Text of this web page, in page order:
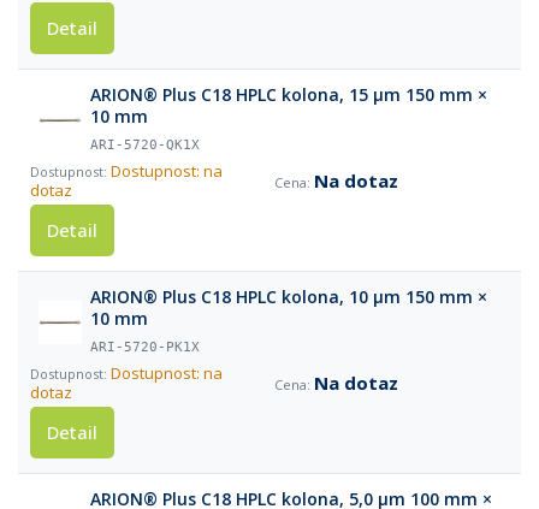
Detail
ARION® Plus C18 HPLC kolona, 15 µm 150 mm ×
10 mm
ARI-5720-QK1X
Dostupnost: na
dotaz
Na dotaz
Detail
ARION® Plus C18 HPLC kolona, 10 µm 150 mm ×
10 mm
ARI-5720-PK1X
Dostupnost: na
dotaz
Na dotaz
Detail
ARION® Plus C18 HPLC kolona, 5,0 µm 100 mm ×